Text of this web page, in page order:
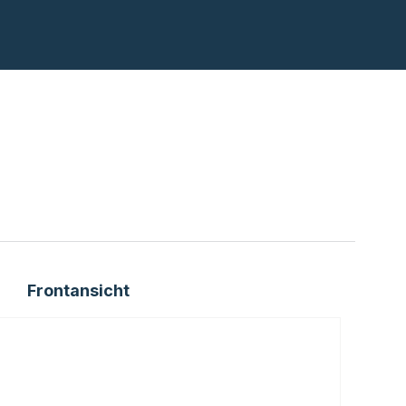
Frontansicht